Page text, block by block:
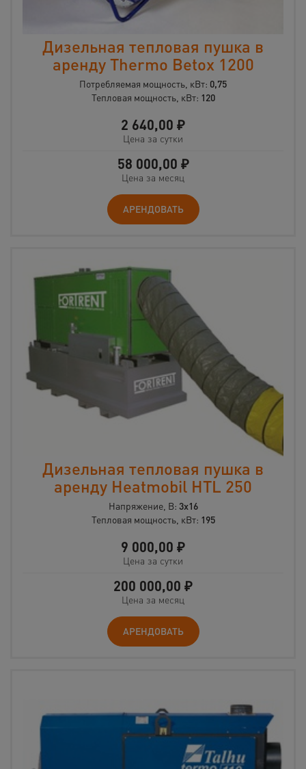
Дизельная тепловая пушка в
аренду Thermo Betox 1200
Потребляемая мощность, кВт: 0,75
Тепловая мощность, кВт: 120
2 640,00 ₽
Цена за сутки
58 000,00 ₽
Цена за месяц
АРЕНДОВАТЬ
Дизельная тепловая пушка в
аренду Heatmobil HTL 250
Напряжение, В: 3х16
Тепловая мощность, кВт: 195
9 000,00 ₽
Цена за сутки
200 000,00 ₽
Цена за месяц
АРЕНДОВАТЬ